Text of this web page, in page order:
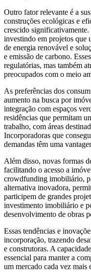
Outro fator relevante é a
construções ecológicas e
crescido significativamente.
investindo em projetos que
de energia renovável e
e emissão de carbono.
regulatórias, mas também
preocupados com o meio
As preferências dos
aumento na busca por
integração com espaços
residências que permitam
trabalho, com áreas
Incorporadoras que
demandas têm uma
Além disso, novas formas
facilitando o acesso a
crowdfunding imobiliário,
alternativa inovadora,
participem de grandes
investimento imobiliário e
desenvolvimento de obras
Essas tendências e
incorporação, trazendo
e construtoras. A
essencial para manter a
um mercado cada vez mais